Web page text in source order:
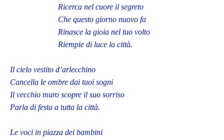
Ricerca nel cuore il segreto
Che questo giorno nuovo fa
Rinasce la gioia nel tuo volto
Riempie di luce la città.
Il cielo vestito d’arlecchino
Cancella le ombre dai tuoi sogni
Il vecchio muro scopre il suo sorriso
Parla di festa a tutta la città.
Le voci in piazza dei bambini